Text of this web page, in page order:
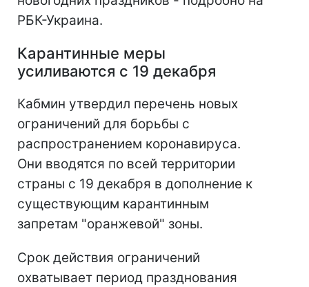
РБК-Украина.
Карантинные меры
усиливаются с 19 декабря
Кабмин утвердил перечень новых
ограничений для борьбы с
распространением коронавируса.
Они вводятся по всей территории
страны с 19 декабря в дополнение к
существующим карантинным
запретам "оранжевой" зоны.
Срок действия ограничений
охватывает период празднования